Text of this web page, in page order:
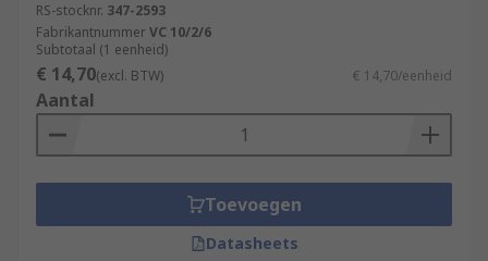
PCB transformers can be recognised by their
mounting capabilities. They are surface mounted
or through-hole mounted.
Through-hole mounted transformers have
connectors or pins that can pierce through the
board. They are generally used in multilayered
printed circuit boards. Surface mounted
transformers do not penetrate into the board
RS-stocknr. 347-2593
FabrikantnummerVC 10/2/6
Subtotaal (1 eenheid)
€ 14,70(excl. BTW) € 14,70/eenheid
Aantal
Toevoegen
Datasheets